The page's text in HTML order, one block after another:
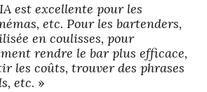
est excellente pour les
etc. Pour les bartenders,
en coulisses, pour
rendre le bar plus efficace,
les coûts, trouver des phrases
etc. »